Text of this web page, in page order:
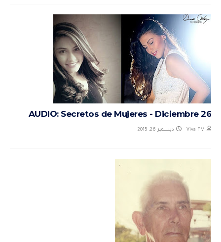
AUDIO: Secretos de Mujeres - Diciembre 26
Viva FM ديسمبر 26, 2015